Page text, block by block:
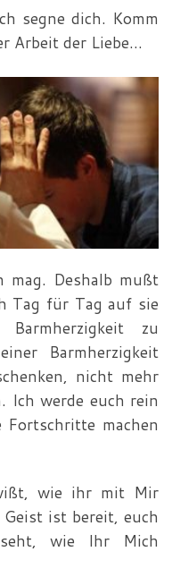
segne dich. Komm
Arbeit der Liebe…
mag. Deshalb mußt
Tag für Tag auf sie
zu
Barmherzigkeit
nicht mehr
Ich werde euch rein
machen
wie ihr mit Mir
ist bereit, euch
wie Ihr Mich